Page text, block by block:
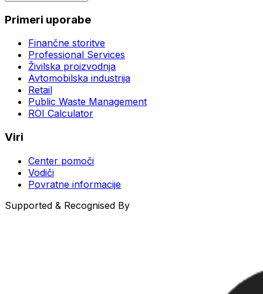
Primeri uporabe
Finančne storitve
Professional Services
Živilska proizvodnja
Avtomobilska industrija
Retail
Public Waste Management
ROI Calculator
Viri
Center pomoči
Vodiči
Povratne informacije
Supported & Recognised By